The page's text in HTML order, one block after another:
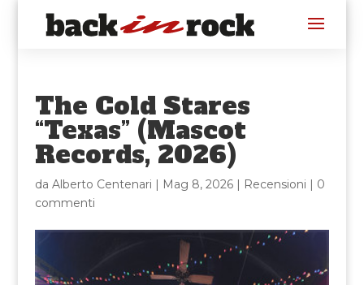
The Cold Stares
“Texas” (Mascot
Records, 2026)
da Alberto Centenari | Mag 8, 2026| Recensioni | 0
commenti